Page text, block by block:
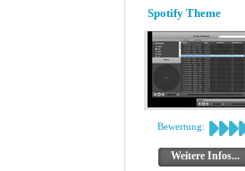
Spotify Theme
Bewertung:
Weitere Infos...